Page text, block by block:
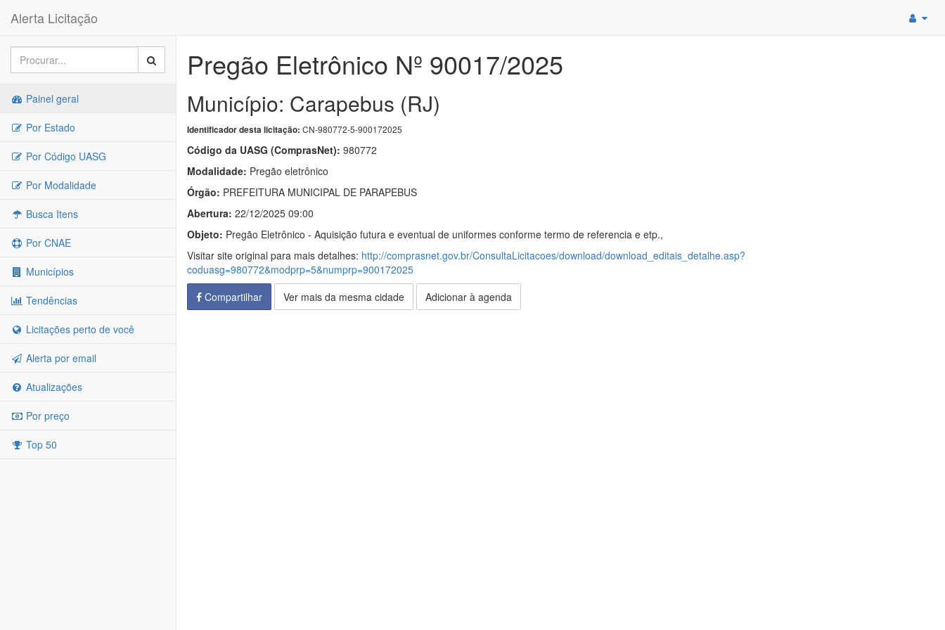
Alerta Licitação
Painel geral
Por Estado
Por Código UASG
Por Modalidade
Busca Itens
Por CNAE
Municípios
Tendências
Licitações perto de você
Alerta por email
Atualizações
Por preço
Top 50
Pregão Eletrônico Nº 90017/2025
Município: Carapebus (RJ)
Identificador desta licitação: CN-980772-5-900172025
Código da UASG (ComprasNet): 980772
Modalidade: Pregão eletrônico
Órgão: PREFEITURA MUNICIPAL DE PARAPEBUS
Abertura: 22/12/2025 09:00
Objeto: Pregão Eletrônico - Aquisição futura e eventual de uniformes conforme termo de referencia e etp.,
Visitar site original para mais detalhes: http://comprasnet.gov.br/ConsultaLicitacoes/download/download_editais_detalhe.asp?
coduasg=980772&modprp=5&numprp=900172025
Compartilhar
Ver mais da mesma cidade Adicionar à agenda